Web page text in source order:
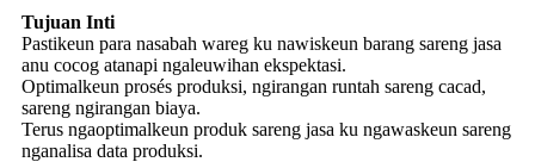
Tujuan Inti
Pastikeun para nasabah wareg ku nawiskeun barang sareng jasa
anu cocog atanapi ngaleuwihan ekspektasi.
Optimalkeun prosés produksi, ngirangan runtah sareng cacad,
sareng ngirangan biaya.
Terus ngaoptimalkeun produk sareng jasa ku ngawaskeun sareng
nganalisa data produksi.